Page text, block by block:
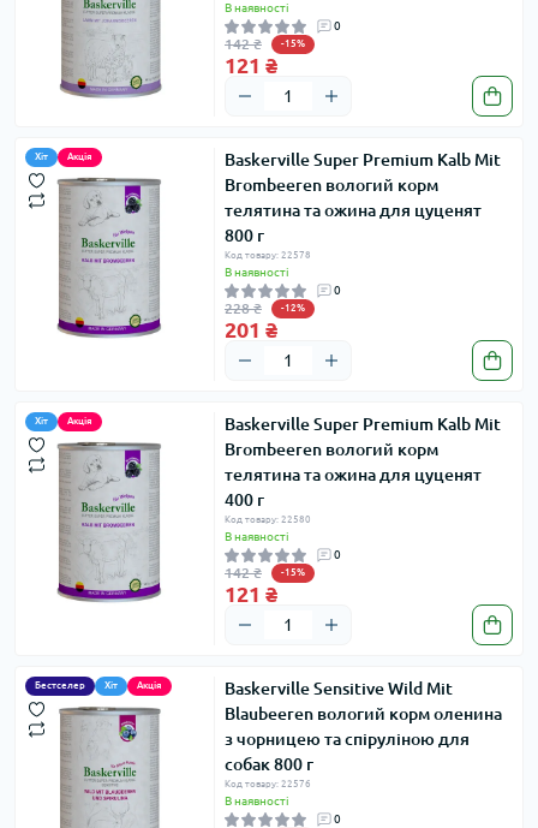
В наявності
0
142 ₴ -15%
121 ₴
Хіт Акція
Baskerville Super Premium Kalb Mit
Brombeeren вологий корм
телятина та ожина для цуценят
800 г
Код товару: 22578
В наявності
0
228 ₴ -12%
201 ₴
Хіт Акція
Baskerville Super Premium Kalb Mit
Brombeeren вологий корм
телятина та ожина для цуценят
400 г
Код товару: 22580
В наявності
0
142 ₴ -15%
121 ₴
Бестселер Хіт Акція
Baskerville Sensitive Wild Mit
Blaubeeren вологий корм оленина
з чорницею та спіруліною для
собак 800 г
Код товару: 22576
В наявності
0